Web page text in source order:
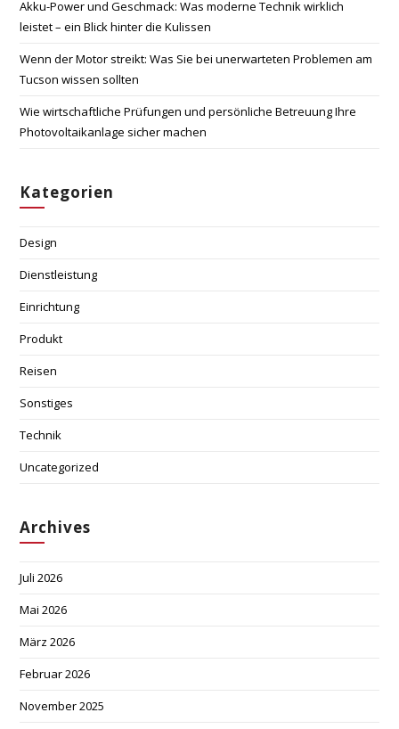
Akku-Power und Geschmack: Was moderne Technik wirklich
leistet – ein Blick hinter die Kulissen
Wenn der Motor streikt: Was Sie bei unerwarteten Problemen am
Tucson wissen sollten
Wie wirtschaftliche Prüfungen und persönliche Betreuung Ihre
Photovoltaikanlage sicher machen
Kategorien
Design
Dienstleistung
Einrichtung
Produkt
Reisen
Sonstiges
Technik
Uncategorized
Archives
Juli 2026
Mai 2026
März 2026
Februar 2026
November 2025